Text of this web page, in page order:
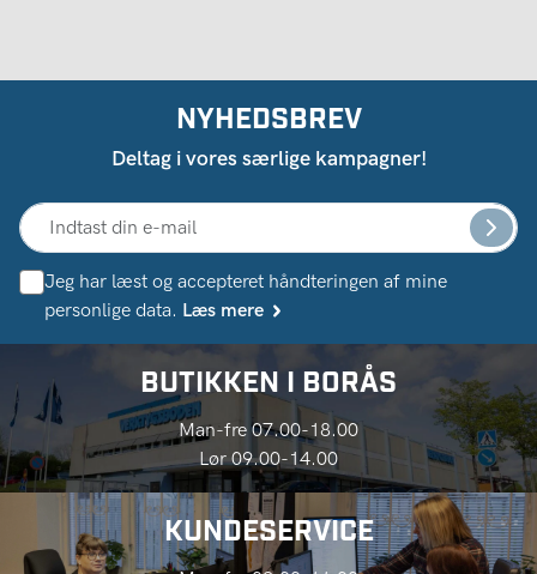
NYHEDSBREV
Deltag i vores særlige kampagner!
Jeg har læst og accepteret håndteringen af ​​mine
personlige data. Læs mere
BUTIKKEN I BORÅS
Man-fre 07.00-18.00
Lør 09.00-14.00
KUNDESERVICE